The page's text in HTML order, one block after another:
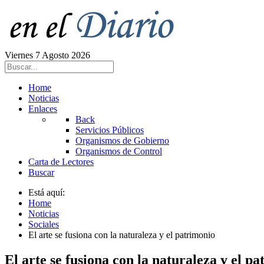
Viernes 7 Agosto 2026
Home
Noticias
Enlaces
Back
Servicios Públicos
Organismos de Gobierno
Organismos de Control
Carta de Lectores
Buscar
Está aquí:
Home
Noticias
Sociales
El arte se fusiona con la naturaleza y el patrimonio
El arte se fusiona con la naturaleza y el